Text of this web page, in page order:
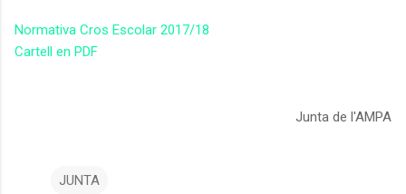
Normativa Cros Escolar 2017/18
Cartell en PDF
Junta de l'AMPA
JUNTA